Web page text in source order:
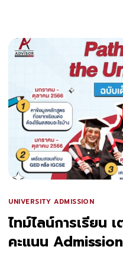
UNIVERSITY ADMISSION
ไทม์ไลน์การเรียน
คะแนน